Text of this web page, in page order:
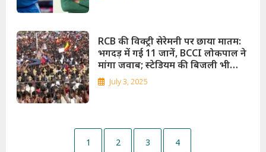
RCB की विक्ट्री सेरेमनी पर छाया मातम:
भगदड़ में गई 11 जानें, BCCI लोकपाल ने
मांगा जवाब; स्टेडियम की बिजली भी
कटी!July 3, 2025
1 2 3 4